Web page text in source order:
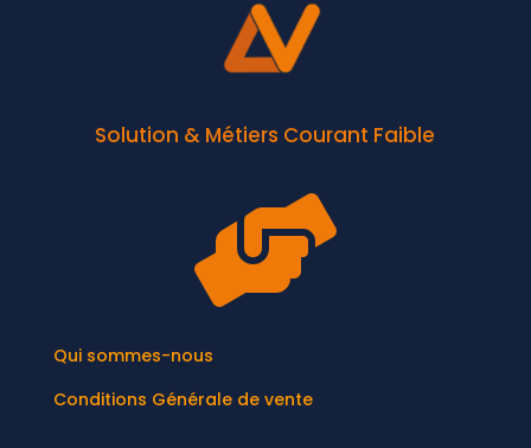
Solution & Métiers Courant Faible

Qui sommes-nous
Conditions Générale de vente